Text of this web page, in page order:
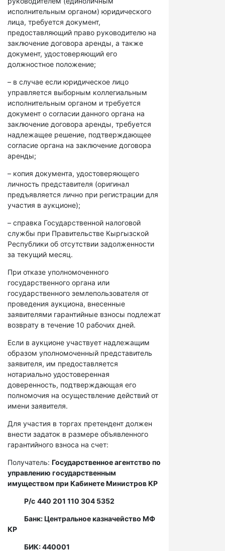
исполнительным органом) юридического
лица, требуется документ,
предоставляющий право руководителю на
заключение договора аренды, а также
документ, удостоверяющий его
должностное положение;
– в случае если юридическое лицо
управляется выборным коллегиальным
исполнительным органом и требуется
документ о согласии данного органа на
заключение договора аренды, требуется
надлежащее решение, подтверждающее
согласие органа на заключение договора
аренды;
– копия документа, удостоверяющего
личность представителя (оригинал
предъявляется лично при регистрации для
участия в аукционе);
– справка Государственной налоговой
службы при Правительстве Кыргызской
Республики об отсутствии задолженности
за текущий месяц.
При отказе уполномоченного
государственного органа или
государственного землепользователя от
проведения аукциона, внесенные
заявителями гарантийные взносы подлежат
возврату в течение 10 рабочих дней.
Если в аукционе участвует надлежащим
образом уполномоченный представитель
заявителя, им предоставляется
нотариально удостоверенная
доверенность, подтверждающая его
полномочия на осуществление действий от
имени заявителя.
Для участия в торгах претендент должен
внести задаток в размере объявленного
гарантийного взноса на счет:
Получатель: Государственное агентство по
управлению государственным
имуществом при Кабинете Министров КР
Р/с 440 201 110 304 5352
Банк: Центральное казначейство МФ
КР
БИК: 440001